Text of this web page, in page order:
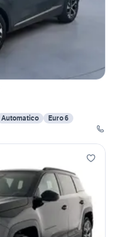
Automatico
Euro 6